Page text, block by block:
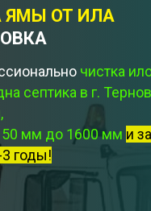
ЯМЫ ОТ ИЛА
чистка
септика в г.
50 мм до 1600 мм и
годы!